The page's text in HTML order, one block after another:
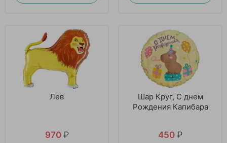
Лев
970 ₽
Шар Круг, С днем
Рождения Капибара
450 ₽